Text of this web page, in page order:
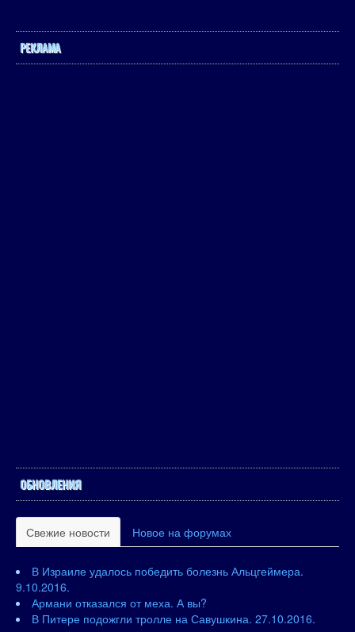
РЕКЛАМА
ОБНОВЛЕНИЯ
Свежие новости Новое на форумах
В Израиле удалось победить болезнь Альцгеймера.
9.10.2016.
Армани отказался от меха. А вы?
В Питере подожгли тролле на Савушкина. 27.10.2016.